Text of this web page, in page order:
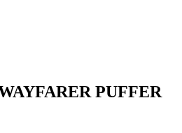
PUFFER